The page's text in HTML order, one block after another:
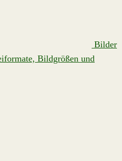
Bilder
Bildgrößen und